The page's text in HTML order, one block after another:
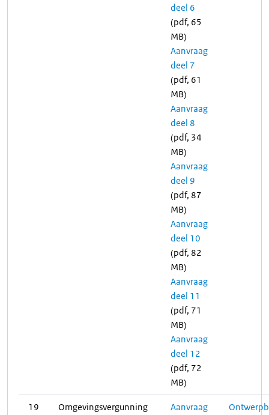
deel 6
(pdf, 65
MB)
Aanvraag
deel 7
(pdf, 61
MB)
Aanvraag
deel 8
(pdf, 34
MB)
Aanvraag
deel 9
(pdf, 87
MB)
Aanvraag
deel 10
(pdf, 82
MB)
Aanvraag
deel 11
(pdf, 71
MB)
Aanvraag
deel 12
(pdf, 72
MB)
19 Omgevingsvergunning
Aanvraag